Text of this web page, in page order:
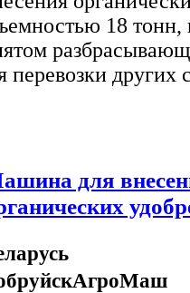
18
перевозки других
для